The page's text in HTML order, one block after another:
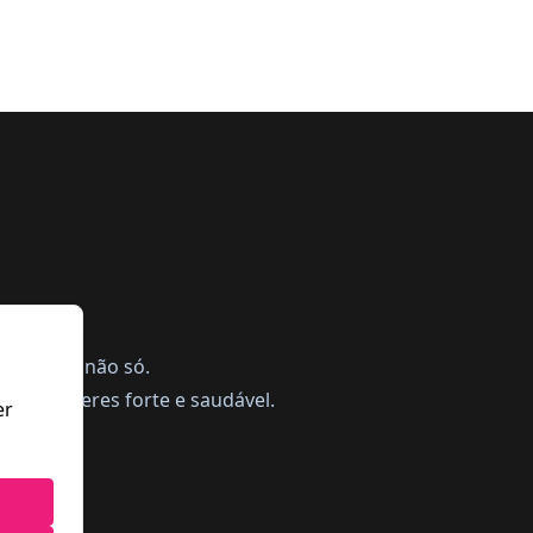
mas não só.
te manteres forte e saudável.